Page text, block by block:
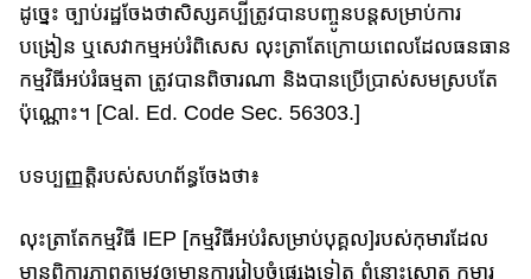
ដូច្នេះ ​ច្បាប់រដ្ឋចែងថាសិស្ស​គប្បី​ត្រូវ​បានបញ្ចូនបន្ត​សម្រាប់​ការ
បង្រៀន ឬ​សេវា​កម្ម​​អប់រំពិសេស លុះត្រាតែ​​ក្រោយ​ពេល​ដែល​ធនធាន
កម្មវិធីអប់រំធម្មតា ត្រូវបានពិចារណា និង​បាន​ប្រើ​ប្រាស់​​​​សមស្របតែ​
ប៉ុណ្ណោះ។ [Cal. Ed. Code Sec. 56303.]
បទប្បញ្ញតិ្តរបស់សហព័ន្ធចែងថា៖
លុះត្រាតែកម្មវិធី IEP [កម្មវិធី​អប់រំសម្រាប់បុគ្គល]របស់​កុមារដែល
មានពិការភាព​តម្រូវ​​ឲ្យមាន​ការរៀបចំ​ផ្សេងទៀត ពុំនោះសោត កុមារ